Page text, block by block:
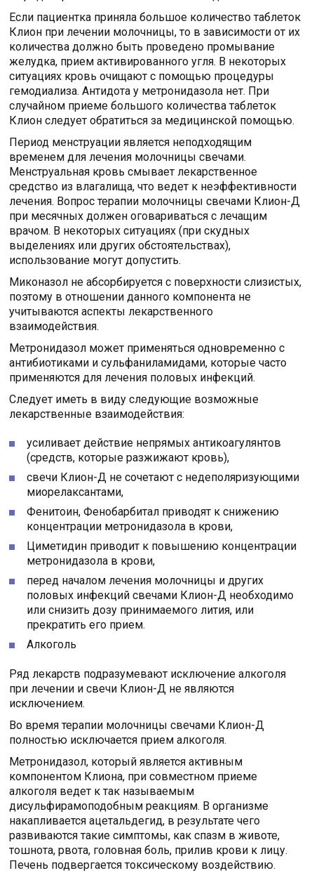
Если пациентка приняла большое количество таблеток
Клион при лечении молочницы, то в зависимости от их
количества должно быть проведено промывание
желудка, прием активированного угля. В некоторых
ситуациях кровь очищают с помощью процедуры
гемодиализа. Антидота у метронидазола нет. При
случайном приеме большого количества таблеток
Клион следует обратиться за медицинской помощью.
Период менструации является неподходящим
временем для лечения молочницы свечами.
Менструальная кровь смывает лекарственное
средство из влагалища, что ведет к неэффективности
лечения. Вопрос терапии молочницы свечами Клион-Д
при месячных должен оговариваться с лечащим
врачом. В некоторых ситуациях (при скудных
выделениях или других обстоятельствах),
использование могут допустить.
Миконазол не абсорбируется с поверхности слизистых,
поэтому в отношении данного компонента не
учитываются аспекты лекарственного
взаимодействия.
Метронидазол может применяться одновременно с
антибиотиками и сульфаниламидами, которые часто
применяются для лечения половых инфекций.
Следует иметь в виду следующие возможные
лекарственные взаимодействия:
усиливает действие непрямых антикоагулянтов
(средств, которые разжижают кровь),
свечи Клион-Д не сочетают с недеполяризующими
миорелаксантами,
Фенитоин, Фенобарбитал приводят к снижению
концентрации метронидазола в крови,
Циметидин приводит к повышению концентрации
метронидазола в крови,
перед началом лечения молочницы и других
половых инфекций свечами Клион-Д необходимо
или снизить дозу принимаемого лития, или
прекратить его прием.
Алкоголь
Ряд лекарств подразумевают исключение алкоголя
при лечении и свечи Клион-Д не являются
исключением.
Во время терапии молочницы свечами Клион-Д
полностью исключается прием алкоголя.
Метронидазол, который является активным
компонентом Клиона, при совместном приеме
алкоголя ведет к так называемым
дисульфирамоподобным реакциям. В организме
накапливается ацетальдегид, в результате чего
развиваются такие симптомы, как спазм в животе,
тошнота, рвота, головная боль, прилив крови к лицу.
Печень подвергается токсическому воздействию.